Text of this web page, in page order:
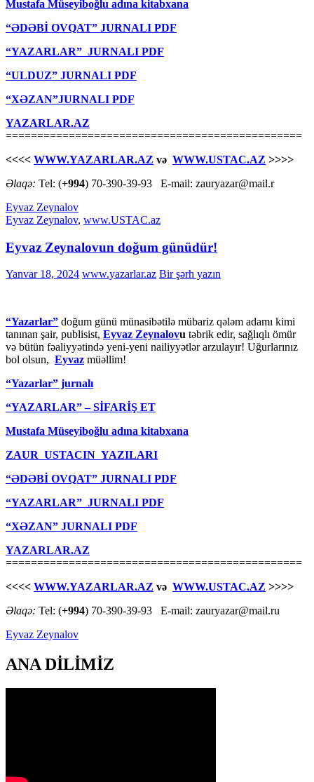
Mustafa Müseyiboğlu adına kitabxana
“ƏDƏBİ OVQAT” JURNALI PDF
“YAZARLAR” JURNALI PDF
“ULDUZ” JURNALI PDF
“XƏZAN”JURNALI PDF
YAZARLAR.AZ
===============================================
<<<< WWW.YAZARLAR.AZ və WWW.USTAC.AZ >>>>
Əlaqə: Tel: (+994) 70-390-39-93 E-mail: zauryazar@mail.r
Eyvaz Zeynalov
Eyvaz Zeynalov, www.USTAC.az
Eyvaz Zeynalovun doğum günüdür!
Yanvar 18, 2024 www.yazarlar.az Bir şərh yazın
“Yazarlar” doğum günü münasibətilə mübariz qələm adamı kimi
tanınan şair, publisist, Eyvaz Zeynalovu təbrik edir, sağlıqlı ömür
və bütün fəaliyyətində yeni-yeni nailiyyətlər arzulayır! Uğurlarınız
bol olsun, Eyvaz müəllim!
“Yazarlar” jurnalı
“YAZARLAR” – SİFARİŞ ET
Mustafa Müseyiboğlu adına kitabxana
ZAUR USTACIN YAZILARI
“ƏDƏBİ OVQAT” JURNALI PDF
“YAZARLAR” JURNALI PDF
“XƏZAN” JURNALI PDF
YAZARLAR.AZ
===============================================
<<<< WWW.YAZARLAR.AZ və WWW.USTAC.AZ >>>>
Əlaqə: Tel: (+994) 70-390-39-93 E-mail: zauryazar@mail.ru
Eyvaz Zeynalov
ANA DİLİMİZ